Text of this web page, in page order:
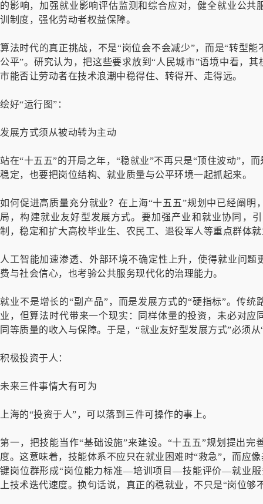
的影响，加强就业影响评估监测和综合应对，健全就业公
训制度，强化劳动者权益保障。
算法时代的真正挑战，不是“岗位会不会减少”，而是“转型
公平”。研究认为，把这些要求放到“人民城市”语境中看，
市能否让劳动者在技术浪潮中稳得住、转得开、走得远。
绘好“运行图”：
发展方式须从被动转为主动
站在“十五五”的开局之年，“稳就业”不再只是“顶住波动”，
稳定，也要把岗位结构、就业质量与公平环境一起抓起来。
如何促进高质量充分就业？在上海“十五五”规划中已经阐
局，构建就业友好型发展方式。要加强产业和就业协同，
制，稳定和扩大高校毕业生、农民工、退役军人等重点群体
人工智能加速渗透、外部环境不确定性上升，使得就业问
费与社会信心，也考验公共服务现代化的治理能力。
就业不是增长的“副产品”，而是发展方式的“硬指标”。传
业，但算法时代带来一个现实：同样体量的投资，未必对
同等质量的收入与保障。于是，“就业友好型发展方式”必须
积极投资于人：
未来三件事情大有可为
上海的“投资于人”，可以落到三件可操作的事上。
第一，把技能当作“基础设施”来建设。“十五五”规划提出
度。这意味着，技能体系不应只在就业困难时“救急”，而应
键岗位群形成“岗位能力标准—培训项目—技能评价—就业服
上技术迭代速度。换句话说，真正的稳就业，不只是“岗位